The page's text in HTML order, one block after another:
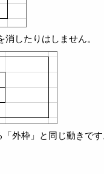
したりはしません。
外枠」と同じ動きで